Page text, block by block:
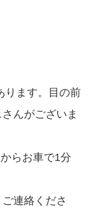
ります。目の前
んがございま
らお車で1分
連絡くださ